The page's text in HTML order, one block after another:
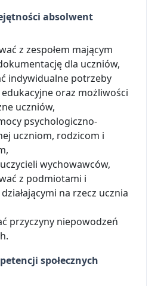
absolwent
z zespołem mającym
dla uczniów,
indywidualne potrzeby
oraz możliwości
uczniów,
psychologiczno-
uczniom, rodzicom i
wychowawców,
z podmiotami i
na rzecz ucznia
przyczyny niepowodzeń
społecznych